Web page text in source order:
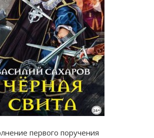
первого поручения